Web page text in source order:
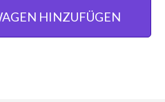
HINZUFÜGEN